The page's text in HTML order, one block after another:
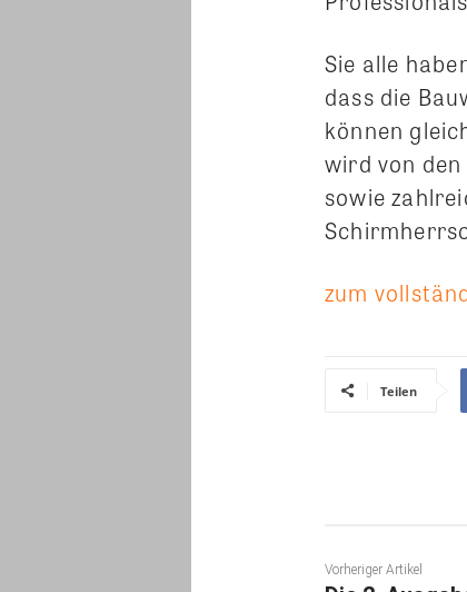
Sie alle
dass die
können
wird von
sowie
zum
Teilen
Vorheriger Artikel